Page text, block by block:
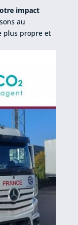
impact
au
plus propre et